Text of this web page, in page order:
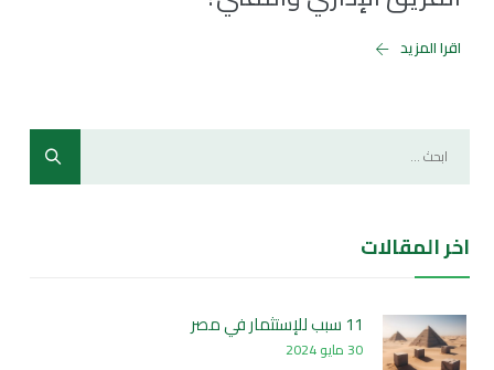
اقرا المزيد
اخر المقالات
11 سبب للإستثمار في مصر
30 مايو 2024